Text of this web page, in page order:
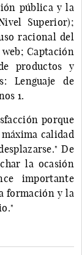
pública y la
Superior);
racional del
Captación
productos y
Lenguaje de
1.
porque
calidad
De
la ocasión
importante
formación y la